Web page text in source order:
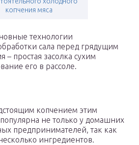
копчения мяса
технологии
сала перед грядущим
– простая засолка сухим
его в рассоле.
копчением этим
не только у домашних
предпринимателей, так как
ингредиентов.